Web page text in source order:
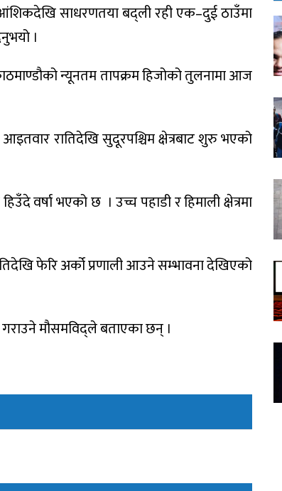
आंशिकदेखि साधरणतया बद्ली रही एक–दुई ठाउँमा
।
न्यूनतम तापक्रम हिजोको तुलनामा आज
रातिदेखि सुदूरपश्चिम क्षेत्रबाट शुरु भएको
वर्षा भएको छ । उच्च पहाडी र हिमाली क्षेत्रमा
फेरि अर्को प्रणाली आउने सम्भावना देखिएको
गराउने मौसमविद्ले बताएका छन् ।